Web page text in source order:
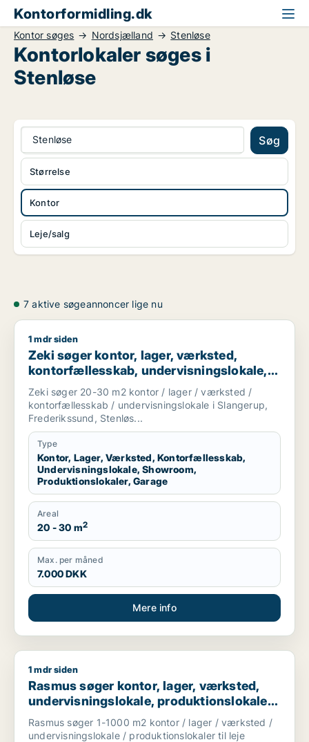
Kontorformidling.dk
Kontor søges Nordsjælland Stenløse
Kontorlokaler søges i
Stenløse
Stenløse Søg
Kontor
Leje/salg
Størrelse
7 aktive søgeannoncer lige nu
Zeki søger kontor, lager, værksted, kontorfællesskab,
1 mdr siden
Zeki søger kontor, lager, værksted,
kontorfællesskab, undervisningslokale,
showroom, produktionslokaler eller
garage til leje i Slangerup, Frederikssund
eller Stenløse m.fl.
Zeki søger 20-30 m2 kontor / lager / værksted /
kontorfællesskab / undervisningslokale i Slangerup,
Frederikssund, Stenløs...
Type
Kontor, Lager, Værksted, Kontorfællesskab,
Undervisningslokale, Showroom,
Produktionslokaler, Garage
Areal
20 - 30 m2
Max. per måned
7.000 DKK
Mere info
Rasmus søger kontor, lager, værksted,
1 mdr siden
Rasmus søger kontor, lager, værksted,
undervisningslokale, produktionslokaler
eller garage til leje i Slangerup,
Frederikssund eller Ølstykke m.fl.
Rasmus søger 1-1000 m2 kontor / lager / værksted /
undervisningslokale / produktionslokaler til leje